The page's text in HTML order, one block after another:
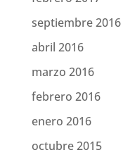
septiembre 2016
abril 2016
marzo 2016
febrero 2016
enero 2016
octubre 2015